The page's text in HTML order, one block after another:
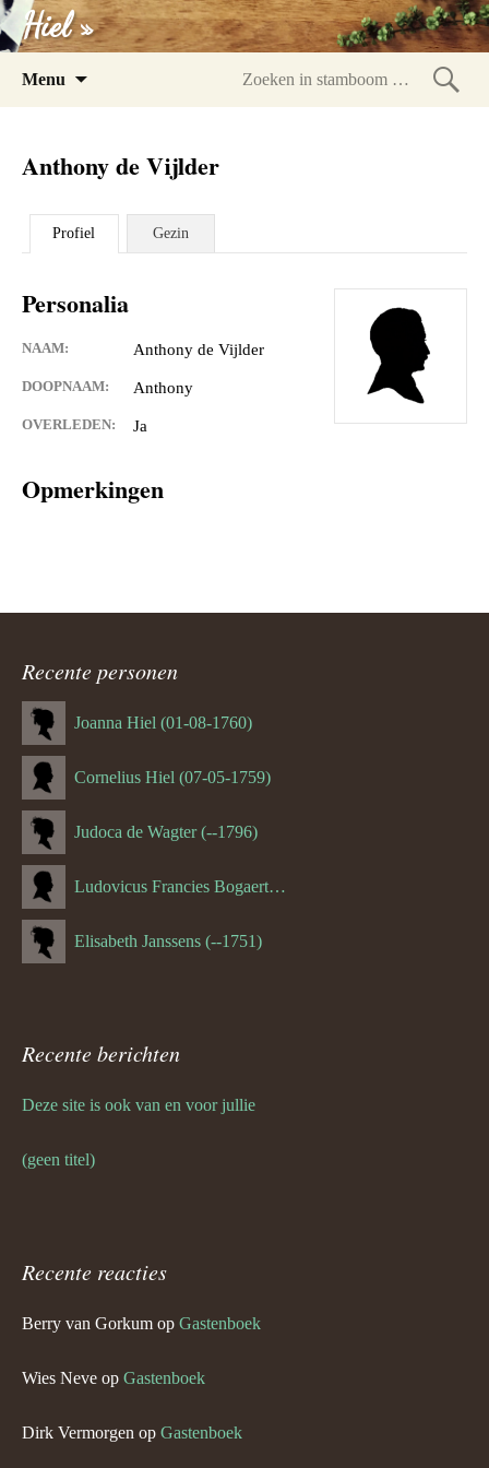
Hiel »
Menu
Anthony de Vijlder
Profiel Gezin
Personalia
NAAM: Anthony de Vijlder
DOOPNAAM: Anthony
OVERLEDEN: Ja
Opmerkingen
Recente personen
Joanna Hiel (01-08-1760)
Cornelius Hiel (07-05-1759)
Judoca de Wagter (--1796)
Ludovicus Francies Bogaert (--1825)
Elisabeth Janssens (--1751)
Recente berichten
Deze site is ook van en voor jullie
(geen titel)
Recente reacties
Berry van Gorkum op Gastenboek
Wies Neve op Gastenboek
Dirk Vermorgen op Gastenboek